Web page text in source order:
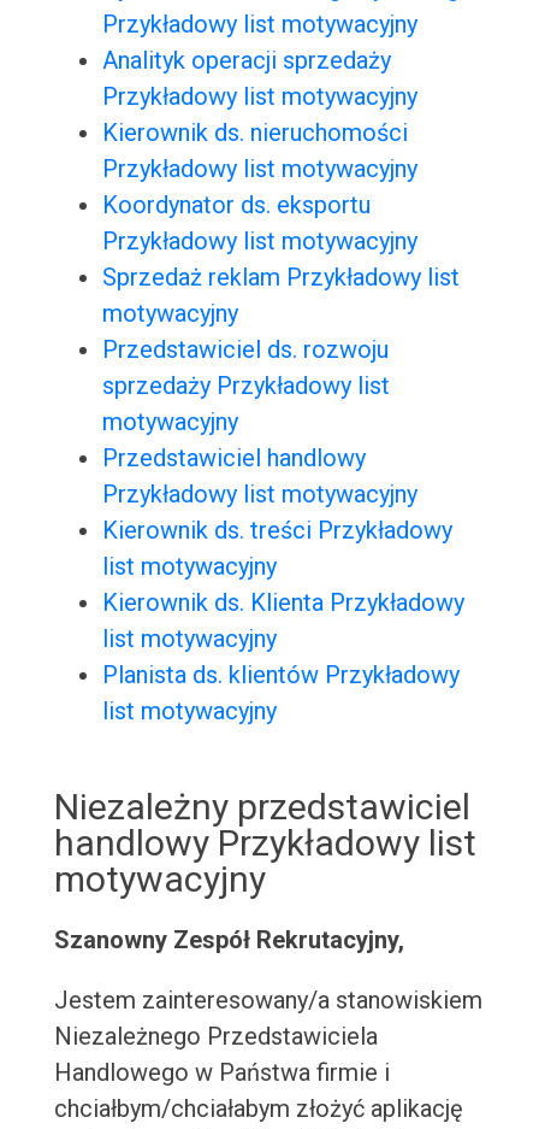
Przykładowy list motywacyjny
Analityk operacji sprzedaży
Przykładowy list motywacyjny
Kierownik ds. nieruchomości
Przykładowy list motywacyjny
Koordynator ds. eksportu
Przykładowy list motywacyjny
Sprzedaż reklam Przykładowy list
motywacyjny
Przedstawiciel ds. rozwoju
sprzedaży Przykładowy list
motywacyjny
Przedstawiciel handlowy
Przykładowy list motywacyjny
Kierownik ds. treści Przykładowy
list motywacyjny
Kierownik ds. Klienta Przykładowy
list motywacyjny
Planista ds. klientów Przykładowy
list motywacyjny
Niezależny przedstawiciel
handlowy Przykładowy list
motywacyjny
Szanowny Zespół Rekrutacyjny,
Jestem zainteresowany/a stanowiskiem
Niezależnego Przedstawiciela
Handlowego w Państwa firmie i
chciałbym/chciałabym złożyć aplikację